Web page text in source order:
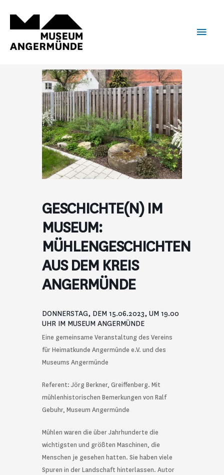
Inhalt
springen
GESCHICHTE(N) IM
MUSEUM:
MÜHLENGESCHICHTEN
AUS DEM KREIS
ANGERMÜNDE
DONNERSTAG, DEM 15.06.2023, UM 19.00
UHR IM MUSEUM ANGERMÜNDE
Eine gemeinsame Veranstaltung des Vereins
für Heimatkunde Angermünde e.V. und des
Museums Angermünde
Referent: Jörg Berkner, Greiffenberg. Mit
mühlenhistorischen Bemerkungen von Ralf
Gebuhr, Museum Angermünde
Mühlen waren die über Jahrhunderte die
wichtigsten und größten Maschinen, die
Menschen je gesehen hatten. Sie haben viele
Spuren in der Landschaft hinterlassen. Autor